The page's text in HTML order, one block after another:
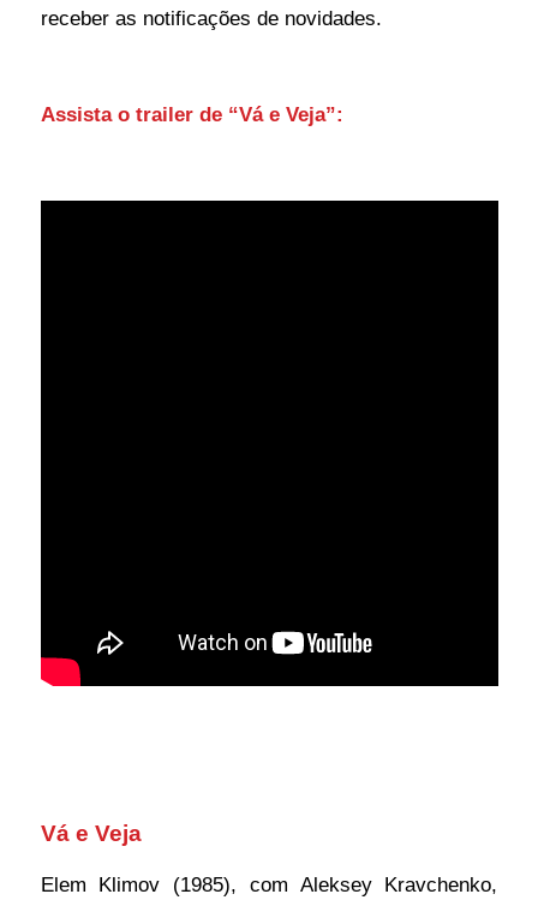
receber as notificações de novidades.
Assista o trailer de “Vá e Veja”:
Vá e Veja
Elem Klimov (1985), com Aleksey Kravchenko,